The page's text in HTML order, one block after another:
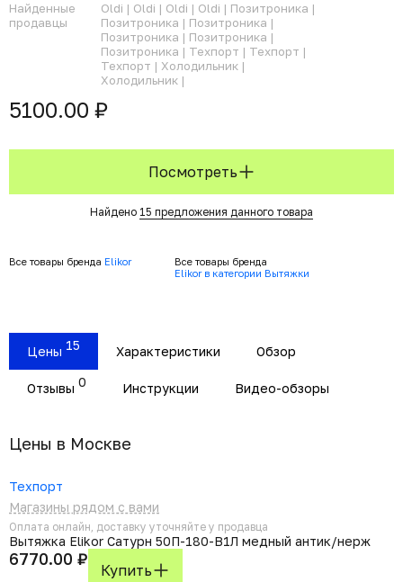
Найденные
продавцы
Oldi | Oldi | Oldi | Oldi | Позитроника |
Позитроника | Позитроника |
Позитроника | Позитроника |
Позитроника | Техпорт | Техпорт |
Техпорт | Холодильник |
Холодильник |
5100.00 ₽
Посмотреть
Найдено 15 предложения данного товара
Все товары бренда Elikor
Все товары бренда
Elikor в категории Вытяжки
Цены 15 Характеристики Обзор
Отзывы 0 Инструкции Видео-обзоры
Цены в Москвe
Техпорт
Магазины рядом с вами
Оплата онлайн, доставку уточняйте у продавца
Вытяжка Elikor Сатурн 50П-180-В1Л медный антик/нерж
6770.00 ₽
Купить